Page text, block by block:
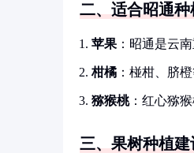
二、适合昭通
苹果 ：昭通是云
柑橘 ：椪柑、脐
猕猴桃：红心猕
三、果树种植